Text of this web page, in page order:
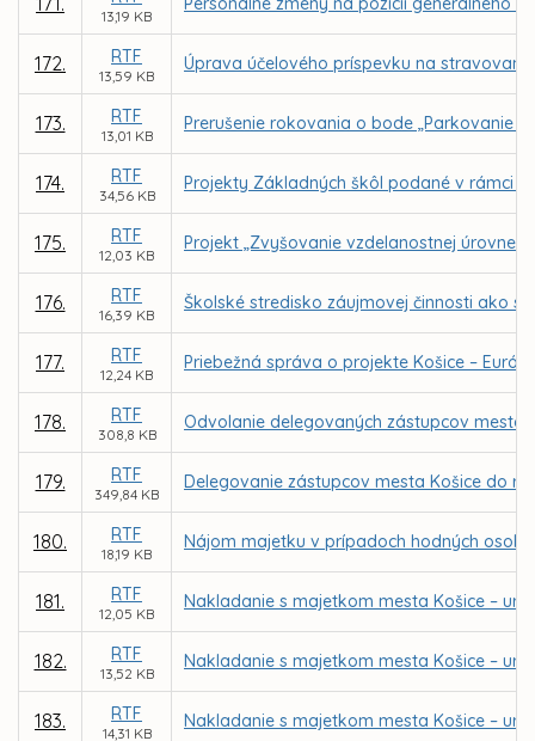
13,19 KB
172. RTF
13,59 KB
Úprava účelového príspevku na
173. RTF
13,01 KB
Prerušenie rokovania o bode „Parkovanie
174. RTF
34,56 KB
Projekty Základných škôl podané v rámci
175. RTF
12,03 KB
Projekt „Zvyšovanie vzdelanostnej úrovne
176. RTF
16,39 KB
Školské stredisko záujmovej činnosti ako
177. RTF
12,24 KB
Priebežná správa o projekte Košice –
178. RTF
308,8 KB
Odvolanie delegovaných zástupcov mesta
179. RTF
349,84 KB
Delegovanie zástupcov mesta Košice do
180. RTF
18,19 KB
Nájom majetku v prípadoch hodných
181. RTF
12,05 KB
Nakladanie s majetkom mesta Košice –
182. RTF
13,52 KB
Nakladanie s majetkom mesta Košice –
183. RTF
14,31 KB
Nakladanie s majetkom mesta Košice –